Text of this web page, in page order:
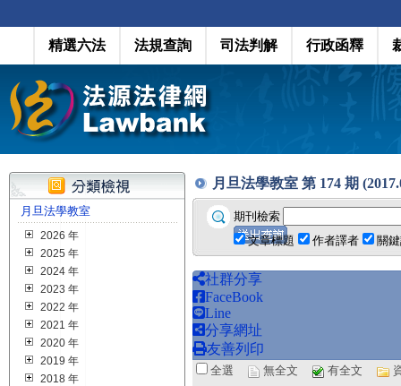
精選六法 法規查詢 司法判解 行政函釋
月旦法學教室
2026 年
2025 年
2024 年
2023 年
2022 年
2021 年
2020 年
2019 年
2018 年
月旦法學教室 第 174 期
期刊檢索
文章標題
作者譯者 關
社群分享
FaceBook
Line
分享網址
友善列印
全選 無全文 有全文